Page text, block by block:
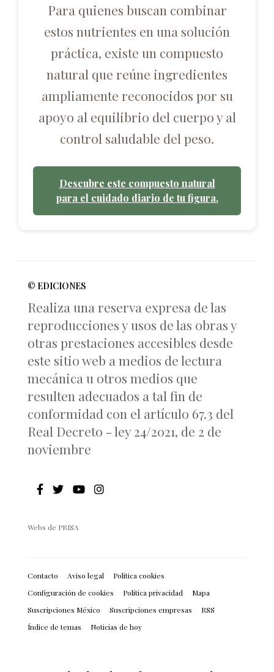
Para quienes buscan combinar
estos nutrientes en una solución
práctica, existe un compuesto
natural que reúne ingredientes
ampliamente reconocidos por su
apoyo al equilibrio del cuerpo y al
control saludable del peso.
Descubre este compuesto natural
para el cuidado diario de tu figura.
© EDICIONES
Realiza una reserva expresa de las
reproducciones y usos de las obras y
otras prestaciones accesibles desde
este sitio web a medios de lectura
mecánica u otros medios que
resulten adecuados a tal fin de
conformidad con el artículo 67.3 del
Real Decreto - ley 24/2021, de 2 de
noviembre
Webs de PRISA
Contacto Aviso legal
Política cookies
Configuración de cookies
Política privacidad
Mapa
Suscripciones México
Suscripciones empresas
RSS
Índice de temas
Noticias de hoy